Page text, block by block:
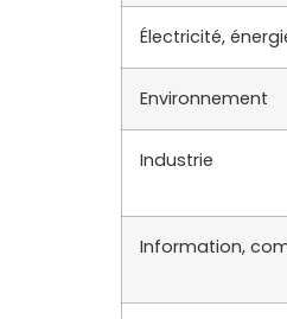
Électricité,
Environnement
Industrie
Information,